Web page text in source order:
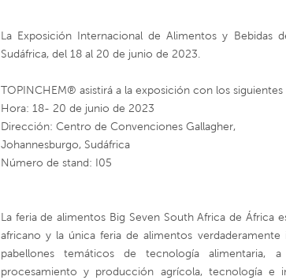
La Exposición Internacional de Alimentos y Bebidas
Sudáfrica, del 18 al 20 de junio de 2023.
TOPINCHEM® asistirá a la exposición con los siguientes
Hora: 18- 20 de junio de 2023
Dirección: Centro de Convenciones Gallagher,
Johannesburgo, Sudáfrica
Número de stand: I05
La feria de alimentos Big Seven South Africa de
africano y la única feria de alimentos
pabellones temáticos de tecnología alimentaria,
procesamiento y producción agrícola, tecnología e